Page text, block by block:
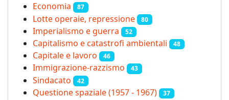
Economia 87
Lotte operaie, repressione 80
Imperialismo e guerra 52
Capitalismo e catastrofi ambientali 48
Capitale e lavoro 46
Immigrazione-razzismo 43
Sindacato 42
Questione spaziale (1957 - 1967) 37